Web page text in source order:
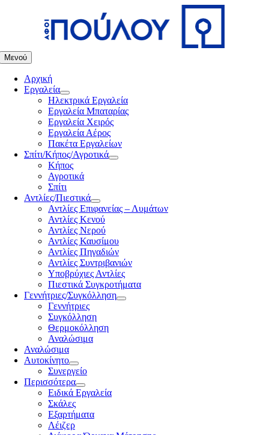
περιεχόμενο
Μενού
Αρχική
Εργαλεία
Ηλεκτρικά Εργαλεία
Εργαλεία Μπαταρίας
Εργαλεία Χειρός
Εργαλεία Αέρος
Πακέτα Εργαλείων
Σπίτι/Κήπος/Αγροτικά
Κήπος
Αγροτικά
Σπίτι
Αντλίες/Πιεστικά
Αντλίες Επιφανείας – Λυμάτων
Αντλίες Κενού
Αντλίες Νερού
Αντλίες Καυσίμου
Αντλίες Πηγαδιών
Αντλίες Συντριβανιών
Υποβρύχιες Αντλίες
Πιεστικά Συγκροτήματα
Γεννήτριες/Συγκόλληση
Γεννήτριες
Συγκόλληση
Θερμοκόλληση
Αναλώσιμα
Αναλώσιμα
Αυτοκίνητο
Συνεργείο
Περισσότερα
Ειδικά Εργαλεία
Σκάλες
Εξαρτήματα
Λέιζερ